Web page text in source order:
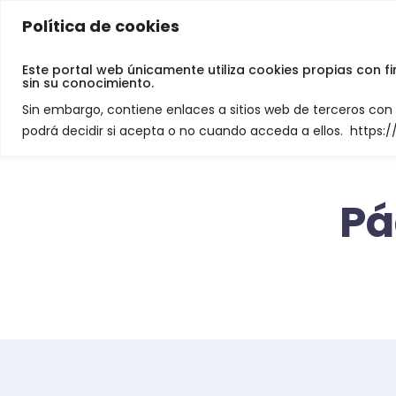
Política de cookies
Este portal web únicamente utiliza cookies propias
sin su conocimiento.
Sin embargo, contiene enlaces a sitios web de terceros
podrá decidir si acepta o no cuando acceda a ellos.